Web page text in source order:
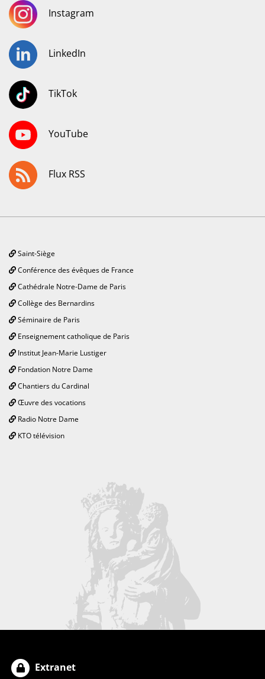
Instagram
LinkedIn
TikTok
YouTube
Flux RSS
Saint-Siège
Conférence des évêques de France
Cathédrale Notre-Dame de Paris
Collège des Bernardins
Séminaire de Paris
Enseignement catholique de Paris
Institut Jean-Marie Lustiger
Fondation Notre Dame
Chantiers du Cardinal
Œuvre des vocations
Radio Notre Dame
KTO télévision
Extranet